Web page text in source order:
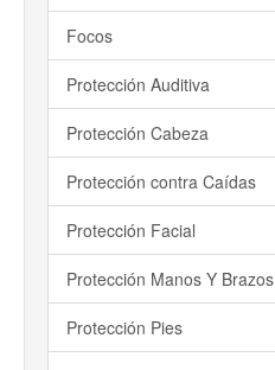
Focos
Protección Auditiva
Protección Cabeza
Protección contra Caídas
Protección Facial
Protección Manos Y Brazos
Protección Pies